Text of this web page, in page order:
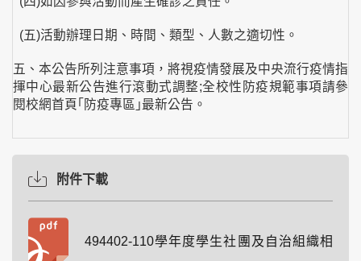
(五)活動辦理日期、時間、類型、人數之適切性。
五、本公告所列注意事項，將視疫情發展及中央流行疫情指
揮中心最新公告進行滾動式調整;全校性防疫規範事項請參
閱校網首頁｢防疫專區｣最新公告。
附件下載
494402-110學年度學生社團及自治組織相